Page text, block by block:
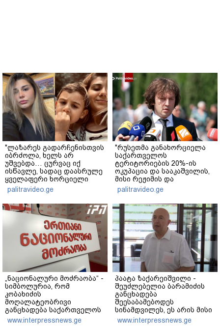
"ლაზარეს გადარჩენისთვის
იბრძოლა, ხელს არ
უშვებდა… ცურვაც იქ
ისწავლე, სადაც დაასრულე
ყველაფერი ხორციელი
ცხოვრებიდან" – რას წერს
ხობში დაღუპული დედა-
შვილის ახლობელი?
palitravideo.ge
"რუსეთმა განახორციელა
საქართველოს
ტერიტორიების 20%-ის
ოკუპაცია და სააკაშვილის,
მისი რეჟიმის და
"ნაცმოძრაობის" ღალატი
ვერანაირად ვერ
გადაფარავს ამ
დანაშაულს" - ირაკლი
კობახიძე
palitravideo.ge
„ნაციონალური მოძრაობა“ -
სიმბოლურია, რომ
კობახიძის
მოღალატეობრივი
განცხადება საქართველოს
თავისუფლებისთვის
შეწირული გმირების
www.interpressnews.ge
პაატა ზაქარეიშვილი -
შეუძლებელია ბარამიძის
განცხადება
შეესაბამებოდეს
სინამდვილეს, ეს არის მისი
მოსაზრება, აბსოლუტურად
ამოვარდნილი
www.interpressnews.ge